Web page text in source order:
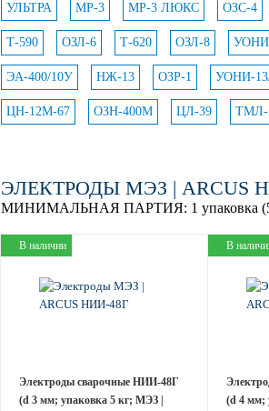
УЛЬТРА МР-3 МР-3 ЛЮКС ОЗС-4
Т-590 ОЗЛ-6 Т-620 ОЗЛ-8
ЭА-400/10У НЖ-13 ОЗР-1 УОНИ-
ЦН-12М-67 ОЗН-400М ЦЛ-39 ТМЛ-
ЭЛЕКТРОДЫ МЭЗ | ARCUS
МИНИМАЛЬНАЯ ПАРТИЯ: 1 упаковка
В наличии
Электроды сварочные НИИ-48Г
(d 3 мм; упаковка 5 кг; МЭЗ |
В
(d 4 мм;